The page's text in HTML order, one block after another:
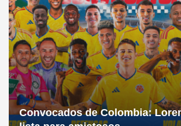
Convocados de Colombia: